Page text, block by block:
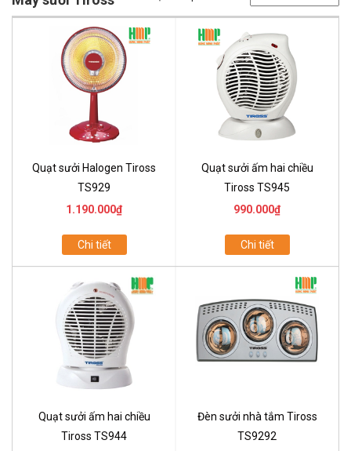
Quạt sưởi Halogen Tiross
TS929
1.190.000₫
Chi tiết
Quạt sưởi ấm hai chiều
Tiross TS945
990.000₫
Chi tiết
Quạt sưởi ấm hai chiều
Tiross TS944
Đèn sưởi nhà tắm Tiross
TS9292